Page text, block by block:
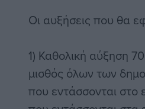
Οι αυξήσεις που θα
1) Καθολική αύξηση
μισθός όλων των
που εντάσσονται στο